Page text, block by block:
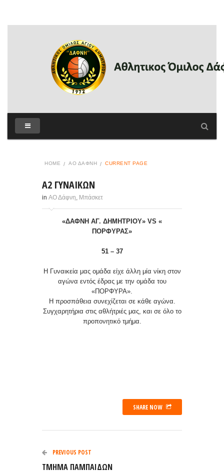
HOME ΑΟ ΔΆΦΝΗ CURRENT PAGE
A2 ΓΥΝΑΙΚΩΝ
in ΑΟ Δάφνη Μπάσκετ
«ΔΑΦΝΗ ΑΓ. ΔΗΜΗΤΡΙΟΥ» VS «
ΠΟΡΦΥΡΑΣ»
51 – 37
Η Γυναικεία μας ομάδα είχε άλλη μία νίκη στον
αγώνα εντός έδρας με την ομάδα του
«ΠΟΡΦΥΡΑ».
Η προσπάθεια συνεχίζεται σε κάθε αγώνα.
Συγχαρητήρια στις αθλήτριές μας, και σε όλο το
προπονητικό τμήμα.
SHARE NOW
PREVIOUS POST
ΤΜΗΜΑ ΠΑΜΠΑΙΔΩΝ